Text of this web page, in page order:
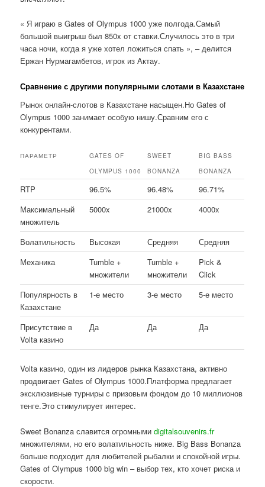
« Я играю в Gates of Olympus 1000 уже полгода.Самый
большой выигрыш был 850x от ставки.Случилось это в три
часа ночи, когда я уже хотел ложиться спать », – делится
Ержан Нурмагамбетов, игрок из Актау.
Сравнение с другими популярными слотами в Казахстане
Рынок онлайн-слотов в Казахстане насыщен.Но Gates of
Olympus 1000 занимает особую нишу.Сравним его с
конкурентами.
ПАРАМЕТР
GATES OF
OLYMPUS 1000
SWEET
BONANZA
BIG BASS
BONANZA
RTP 96.5% 96.48%
96.71%
Максимальный
множитель
5000x 21000x 4000x
Волатильность Высокая Средняя
Средняя
Механика
Tumble +
множители
Tumble +
множители
Pick &
Click
Популярность в
Казахстане
1-е место 3-е место 5-е место
Присутствие в
Volta казино
Да Да Да
Volta казино, один из лидеров рынка Казахстана, активно
продвигает Gates of Olympus 1000.Платформа предлагает
эксклюзивные турниры с призовым фондом до 10 миллионов
тенге.Это стимулирует интерес.
Sweet Bonanza славится огромнымиdigitalsouvenirs.fr
множителями, но его волатильность ниже. Big Bass Bonanza
больше подходит для любителей рыбалки и спокойной игры.
Gates of Olympus 1000 big win – выбор тех, кто хочет риска и
скорости.